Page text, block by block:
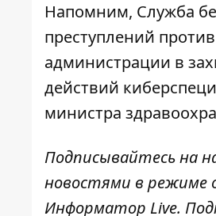
Напомним, Служба
преступлений
администрации в
действий
министра
Подписывайтесь на
новостями в режиме
Информатор Live.